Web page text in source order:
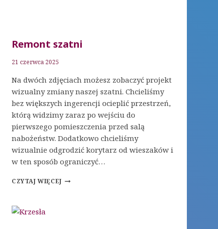
Remont szatni
21 czerwca 2025
Na dwóch zdjęciach możesz zobaczyć projekt
wizualny zmiany naszej szatni. Chcieliśmy
bez większych ingerencji ocieplić przestrzeń,
którą widzimy zaraz po wejściu do
pierwszego pomieszczenia przed salą
nabożeństw. Dodatkowo chcieliśmy
wizualnie odgrodzić korytarz od wieszaków i
w ten sposób ograniczyć…
CZYTAJ WIĘCEJREMONT